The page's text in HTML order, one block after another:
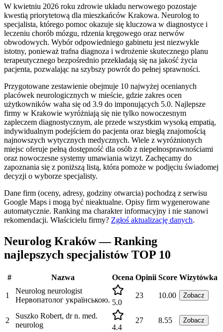
W kwietniu 2026 roku zdrowie układu nerwowego pozostaje
kwestią priorytetową dla mieszkańców Krakowa. Neurolog to
specjalista, którego pomoc okazuje się kluczowa w diagnostyce i
leczeniu chorób mózgu, rdzenia kręgowego oraz nerwów
obwodowych. Wybór odpowiedniego gabinetu jest niezwykle
istotny, ponieważ trafna diagnoza i wdrożenie skutecznego planu
terapeutycznego bezpośrednio przekładają się na jakość życia
pacjenta, pozwalając na szybszy powrót do pełnej sprawności.
Przygotowane zestawienie obejmuje 10 najwyżej ocenianych
placówek neurologicznych w mieście, gdzie zakres ocen
użytkowników waha się od 3.9 do imponujących 5.0. Najlepsze
firmy w Krakowie wyróżniają się nie tylko nowoczesnym
zapleczem diagnostycznym, ale przede wszystkim wysoką empatią,
indywidualnym podejściem do pacjenta oraz biegłą znajomością
najnowszych wytycznych medycznych. Wiele z wyróżnionych
miejsc oferuje pełną dostępność dla osób z niepełnosprawnościami
oraz nowoczesne systemy umawiania wizyt. Zachęcamy do
zapoznania się z poniższą listą, która pomoże w podjęciu świadomej
decyzji o wyborze specjalisty.
Dane firm (oceny, adresy, godziny otwarcia) pochodzą z serwisu
Google Maps i mogą być nieaktualne. Opisy firm wygenerowane
automatycznie. Ranking ma charakter informacyjny i nie stanowi
rekomendacji. Właścicielu firmy? Zgłoś aktualizację danych.
Neurolog Kraków — Ranking
najlepszych specjalistów TOP 10
# Nazwa Ocena Opinii Score Wizytówka
1
Neurolog neurologist
Нервопатолог українською. 5.0
23 10.00 Zobacz
2
Suszko Robert, dr n. med.
neurolog
4.4
27 8.55 Zobacz